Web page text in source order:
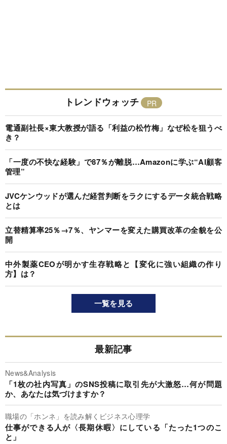
トレンドウォッチ
電通副社長×東大教授が語る「利益の松竹梅」なぜ松を狙うべ
き？
「一度の不快な経験」で87％が離脱…Amazonに学ぶ“AI顧客
管理”
JVCケンウッドが選んだ経営判断をラクにするデータ統合戦略
とは
立替精算率25％→7％、ヤンマーを変えた購買改革の全貌を公
開
中外製薬CEOが明かす生存戦略と【変化に強い組織の作り
方】は？
一覧を見る
最新記事
News&Analysis
「1枚の社内写真」のSNS投稿に取引先が大激怒…何が問題
か、あなたは気づけますか？
職場の「ホンネ」を読み解くビジネス心理学
仕事ができる人が〈長期休暇〉にしている「たった1つのこ
と」